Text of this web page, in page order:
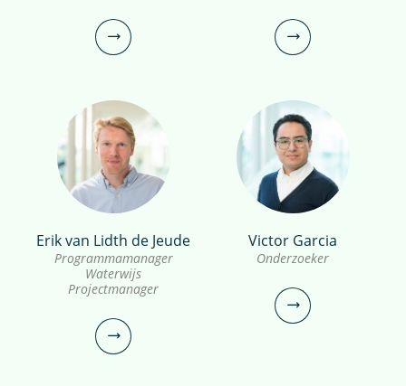
dr. Xi Bai
Onderzoeker
Alexander
Onderzoeker
Erik van Lidth de Jeude
Programmamanager
Waterwijs
Projectmanager
Victor Garcia
Onderzoeker